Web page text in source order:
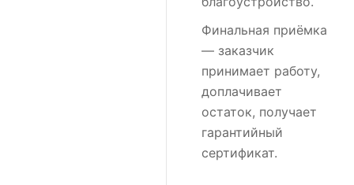
Финальная приёмка
— заказчик
принимает работу,
доплачивает
остаток, получает
гарантийный
сертификат.